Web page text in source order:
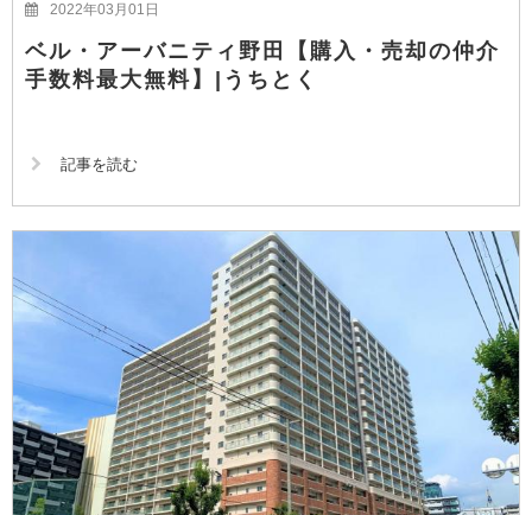
2022年03月01日
ベル・アーバニティ野田【購入・売却の仲介
手数料最大無料】|うちとく
記事を読む